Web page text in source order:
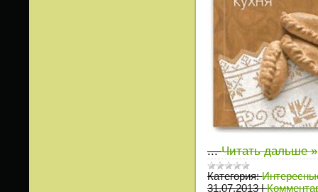
...Читать дальше »
Категория:
31.07.2013 |